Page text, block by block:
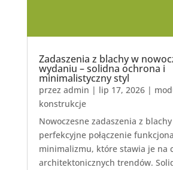
Zadaszenia z blachy w
wydaniu – solidna ochrona i
minimalistyczny styl
przez admin | lip 17, 2026|
konstrukcje
Nowoczesne zadaszenia z
perfekcyjne połączenie
minimalizmu, które stawia je na
architektonicznych trendów.